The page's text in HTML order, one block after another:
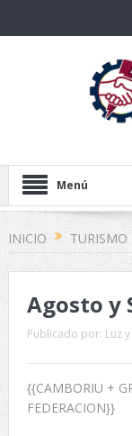
Menú
INICIO TURISMO
Agosto y
Publicado por: Luz
{{CAMBORIU +
FEDERACION}}